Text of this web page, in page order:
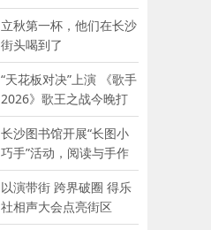
开幕，AI正在“读懂”古老
中医
立秋第一杯，他们在长沙
街头喝到了
“天花板对决”上演 《歌手
2026》歌王之战今晚打
响
长沙图书馆开展“长图小
巧手”活动，阅读与手作
赋能少儿暑期成长
以演带街 跨界破圈 得乐
社相声大会点亮街区